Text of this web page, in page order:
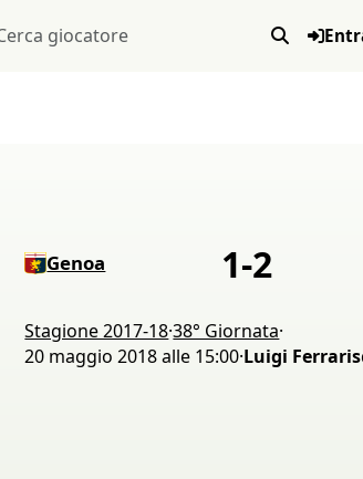
Genoa 1-2
Stagione 2017-18·38° Giornata·
20 maggio 2018 alle 15:00·Luigi Ferraris